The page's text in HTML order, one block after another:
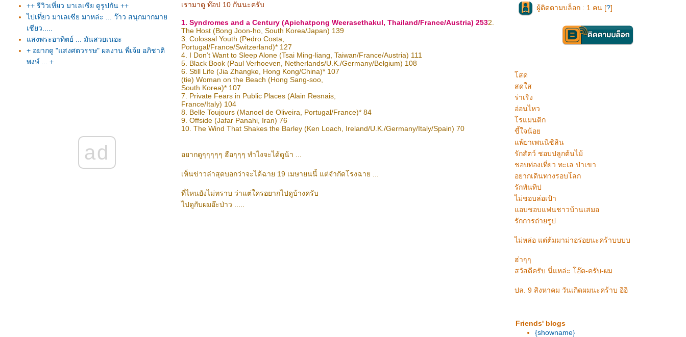
++ รีวิวเที่ยว มาเลเซีย ดูรูปกัน ++
ไปเที่ยว มาเลเซีย มาหล่ะ ... ว๊าว สนุกมากมา
เชียว.....
สงพระอาทิตย์ ... มันสวยเนอะ
+ อยากดู "แสงศตวรรษ" ผลงาน พี่เจ้ย อภิชาติ
พงษ์ ... +
+ น้ำตาไหล หลังอ่านเรื่องคุณเซ็งเป็ดจบ ... ใคร
ad
เรามาดู ท๊อป 10 กันนะครับ
1. Syndromes and a Century (Apichatpong Weerasethakul, Thailand/France/Austria) 2532.
The Host (Bong Joon-ho, South Korea/Japan) 139
3. Colossal Youth (Pedro Costa,
Portugal/France/Switzerland)* 127
4. I Don’t Want to Sleep Alone (Tsai Ming-liang, Taiwan/France/Austria) 111
5. Black Book (Paul Verhoeven, Netherlands/U.K./Germany/Belgium) 108
6. Still Life (Jia Zhangke, Hong Kong/China)* 107
(tie) Woman on the Beach (Hong Sang-soo,
South Korea)* 107
7. Private Fears in Public Places (Alain Resnais,
France/Italy) 104
8. Belle Toujours (Manoel de Oliveira, Portugal/France)* 84
9. Offside (Jafar Panahi, Iran) 76
10. The Wind That Shakes the Barley (Ken Loach, Ireland/U.K./Germany/Italy/Spain) 70
อยากดูๆๆๆๆๆ ฮือๆๆๆ ทำไงจะได้ดูน้า ...
เห็นข่าวล่าสุดบอกว่าจะได้ฉาย 19 เมษายนนี้ แต่จำกัดโรงฉาย ...
ที่ไหนยังไม่ทราบ ว่าแต่ใครอยากไปดูบ้างครับ
ไปดูกับผมอ๊ะป่าว .....
ผู้ติดตามบล็อก : 1 คน [?]
สด
สดใส
ร่าเริง
อ่อนไหว
รแมนติก
ขี้ใจน้อ
พ้ยาเพนนิซิลิน
รักสัตว์ ชอบปลูกต้นไม้
ชอบท่องเที่ยว ทะเล ป่าเขา
อยากเดินทางรอบโลก
รักพันทิป
ไม่ชอบล่อเป้า
อบชอบแฟนชาวบ้านเสมอ
รักการถ่ายรูป
ไม่หล่อ แต่ต้มมาม่าอร่อยนะคร้าบบบบ
ฮ่าๆๆ
สวัสดีครับ นี่แหล่ะ โอ๊ต-ครับ-ผม
ปล. 9 สิงหาคม วันเกิดผมนะคร้าบ อิอิ
Friends' blogs
{showname}